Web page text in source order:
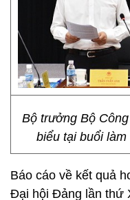
Bộ trưởng Bộ
biểu tại buổi
Báo cáo về kết quả
Đại hội Đảng lần thứ